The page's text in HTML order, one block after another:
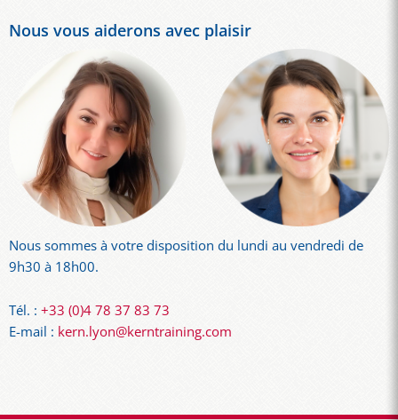
Nous vous aiderons avec plaisir
Nous sommes à votre disposition du lundi au vendredi de
9h30 à 18h00.
Tél. : +33 (0)4 78 37 83 73
E-mail : kern.lyon@kerntraining.com